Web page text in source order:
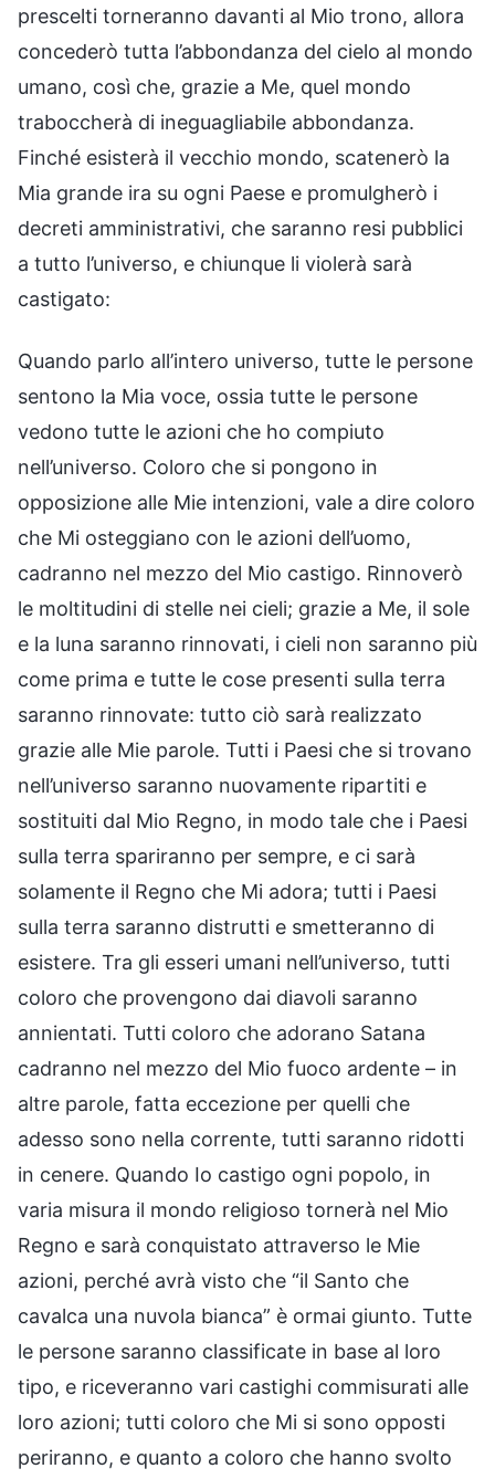
prescelti torneranno davanti al Mio trono, allora
concederò tutta l’abbondanza del cielo al mondo
umano, così che, grazie a Me, quel mondo
traboccherà di ineguagliabile abbondanza.
Finché esisterà il vecchio mondo, scatenerò la
Mia grande ira su ogni Paese e promulgherò i
decreti amministrativi, che saranno resi pubblici
a tutto l’universo, e chiunque li violerà sarà
castigato:
Quando parlo all’intero universo, tutte le persone
sentono la Mia voce, ossia tutte le persone
vedono tutte le azioni che ho compiuto
nell’universo. Coloro che si pongono in
opposizione alle Mie intenzioni, vale a dire coloro
che Mi osteggiano con le azioni dell’uomo,
cadranno nel mezzo del Mio castigo. Rinnoverò
le moltitudini di stelle nei cieli; grazie a Me, il sole
e la luna saranno rinnovati, i cieli non saranno più
come prima e tutte le cose presenti sulla terra
saranno rinnovate: tutto ciò sarà realizzato
grazie alle Mie parole. Tutti i Paesi che si trovano
nell’universo saranno nuovamente ripartiti e
sostituiti dal Mio Regno, in modo tale che i Paesi
sulla terra spariranno per sempre, e ci sarà
solamente il Regno che Mi adora; tutti i Paesi
sulla terra saranno distrutti e smetteranno di
esistere. Tra gli esseri umani nell’universo, tutti
coloro che provengono dai diavoli saranno
annientati. Tutti coloro che adorano Satana
cadranno nel mezzo del Mio fuoco ardente – in
altre parole, fatta eccezione per quelli che
adesso sono nella corrente, tutti saranno ridotti
in cenere. Quando Io castigo ogni popolo, in
varia misura il mondo religioso tornerà nel Mio
Regno e sarà conquistato attraverso le Mie
azioni, perché avrà visto che “il Santo che
cavalca una nuvola bianca” è ormai giunto. Tutte
le persone saranno classificate in base al loro
tipo, e riceveranno vari castighi commisurati alle
loro azioni; tutti coloro che Mi si sono opposti
periranno, e quanto a coloro che hanno svolto